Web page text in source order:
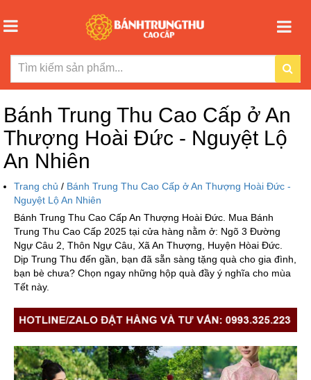
Bánh Trung Thu Cao Cấp ở An
Thượng Hoài Đức - Nguyệt Lộ
An Nhiên
Trang chủ / Bánh Trung Thu Cao Cấp ở An Thượng Hoài Đức -
Nguyệt Lộ An Nhiên
Bánh Trung Thu Cao Cấp An Thượng Hoài Đức. Mua Bánh
Trung Thu Cao Cấp 2025 tại cửa hàng nằm ở: Ngõ 3 Đường
Ngự Câu 2, Thôn Ngự Câu, Xã An Thượng, Huyện Hòai Đức.
Dịp Trung Thu đến gần, bạn đã sẵn sàng tặng quà cho gia đình,
bạn bè chưa? Chọn ngay những hộp quà đầy ý nghĩa cho mùa
Tết này.